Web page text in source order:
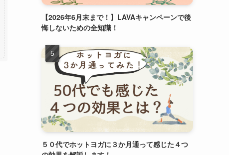
【2026年6月末まで！】LAVAキャンペーンで後
悔しないための全知識！
５０代でホットヨガに３か月通って感じた４つ